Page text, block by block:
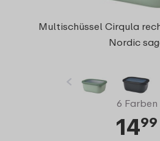
Multischüssel Cirqula
Nordic
6 Farben
1499